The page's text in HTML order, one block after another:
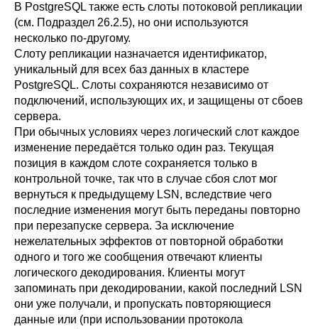
В PostgreSQL также есть слоты потоковой репликации
(см. Подраздел 26.2.5), но они используются
несколько по-другому.
Слоту репликации назначается идентификатор,
уникальный для всех баз данных в кластере
PostgreSQL. Слоты сохраняются независимо от
подключений, использующих их, и защищены от сбоев
сервера.
При обычных условиях через логический слот каждое
изменение передаётся только один раз. Текущая
позиция в каждом слоте сохраняется только в
контрольной точке, так что в случае сбоя слот мог
вернуться к предыдущему LSN, вследствие чего
последние изменения могут быть переданы повторно
при перезапуске сервера. За исключение
нежелательных эффектов от повторной обработки
одного и того же сообщения отвечают клиенты
логического декодирования. Клиенты могут
запоминать при декодировании, какой последний LSN
они уже получали, и пропускать повторяющиеся
данные или (при использовании протокола